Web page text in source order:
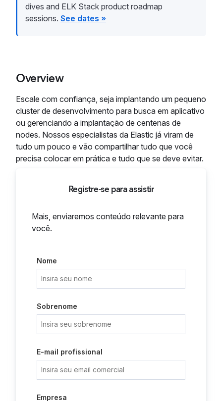
dives and ELK Stack product roadmap
sessions. See dates »
Overview
Escale com confiança, seja implantando um pequeno
cluster de desenvolvimento para busca em aplicativo
ou gerenciando a implantação de centenas de
nodes. Nossos especialistas da Elastic já viram de
tudo um pouco e vão compartilhar tudo que você
precisa colocar em prática e tudo que se deve evitar.
Registre-se para assistir
Mais, enviaremos conteúdo relevante para
você.
Nome
Sobrenome
E-mail profissional
Empresa